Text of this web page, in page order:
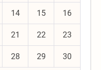
14 15 16
21 22 23
28 29 30